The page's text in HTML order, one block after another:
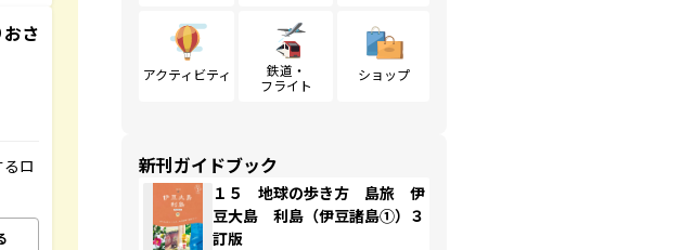
さ
ロ
アクティビティ
鉄道・
フライト
ショップ
新刊ガイドブック
１５ 地球の歩き方 島旅 伊
豆大島 利島（伊豆諸島①）３
訂版